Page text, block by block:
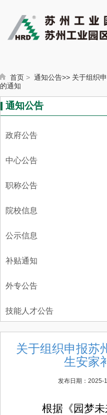
首页 > 通知公告>> 关于组织
的通知
通知公告
政府公告
中心公告
职称公告
院校信息
公示信息
补贴通知
外专公告
技能人才公告
关于组织申报苏
生安家
发布日期：
根据《园梦